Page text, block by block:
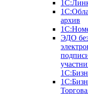
архив
ЭДО